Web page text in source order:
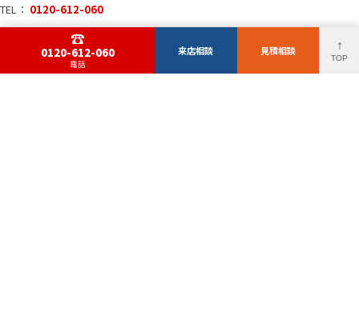
TEL： 0120-612-060
☎
0120-612-060
電話
来店相談 見積相談 ↑
TOP